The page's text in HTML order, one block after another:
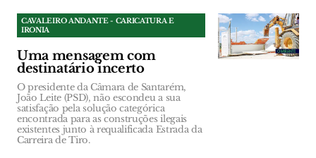
CAVALEIRO ANDANTE - CARICATURA E
IRONIA
Uma mensagem com
destinatário incerto
O presidente da Câmara de Santarém,
João Leite (PSD), não escondeu a sua
satisfação pela solução categórica
encontrada para as construções ilegais
existentes junto à requalificada Estrada da
Carreira de Tiro.